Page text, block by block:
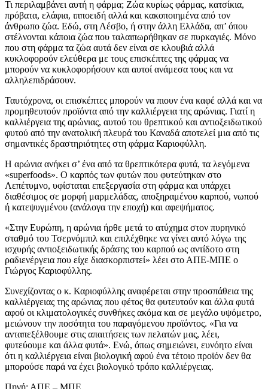
Τι περιλαμβάνει αυτή η φάρμα; Ζώα κυρίως φάρμας, κατσίκια,
πρόβατα, ελάφια, ιπποειδή αλλά και κακοποιημένα από τον
άνθρωπο ζώα. Εδώ, στη Λέσβο, ή στην άλλη Ελλάδα, απ’ όπου
στέλνονται κάποια ζώα που ταλαιπωρήθηκαν σε πυρκαγιές. Μόνο
που στη φάρμα τα ζώα αυτά δεν είναι σε κλουβιά αλλά
κυκλοφορούν ελεύθερα με τους επισκέπτες της φάρμας να
μπορούν να κυκλοφορήσουν και αυτοί ανάμεσα τους και να
αλληλεπιδράσουν.
Ταυτόχρονα, οι επισκέπτες μπορούν να πιουν ένα καφέ αλλά και να
προμηθευτούν προϊόντα από την καλλιέργεια της αρώνιας. Γιατί η
καλλιέργεια της αρώνιας, αυτού του θρεπτικού και αντιοξειδωτικού
φυτού από την ανατολική πλευρά του Καναδά αποτελεί μια από τις
σημαντικές δραστηριότητες στη φάρμα Καριοφύλλη.
Η αρώνια ανήκει σ’ ένα από τα θρεπτικότερα φυτά, τα λεγόμενα
«superfoods». Ο καρπός των φυτών που φυτεύτηκαν στο
Λεπέτυμνο, υφίσταται επεξεργασία στη φάρμα και υπάρχει
διαθέσιμος σε μορφή μαρμελάδας, αποξηραμένου καρπού, νωπού
ή κατεψυγμένου (ανάλογα την εποχή) και αφεψήματος.
«Στην Ευρώπη, η αρώνια ήρθε μετά το ατύχημα στον πυρηνικό
σταθμό του Τσερνόμπιλ και επιλέχθηκε να γίνει αυτό λόγω της
ισχυρής αντιοξειδωτικής δράσης του καρπού ως αντίδοτο στη
ραδιενέργεια που είχε διασκορπιστεί» λέει στο ΑΠΕ-ΜΠΕ ο
Γιώργος Καριοφύλλης.
Συνεχίζοντας ο κ. Καριοφύλλης αναφέρεται στην προσπάθεια της
καλλιέργειας της αρώνιας που φέτος θα φυτευτούν και άλλα φυτά
αφού οι κλιματολογικές συνθήκες ακόμα και σε μεγάλο υψόμετρο,
μειώνουν την ποσότητα του παραγόμενου προϊόντος. «Για να
ανταπεξέλθουμε στις απαιτήσεις των πελατών μας, λέει,
φυτεύουμε και άλλα φυτά». Ενώ, όπως σημειώνει, ευνόητο είναι
ότι η καλλιέργεια είναι βιολογική αφού ένα τέτοιο προϊόν δεν θα
μπορούσε παρά να έχει βιολογικό τρόπο καλλιέργειας.
Πηγή: ΑΠΕ – ΜΠΕ.